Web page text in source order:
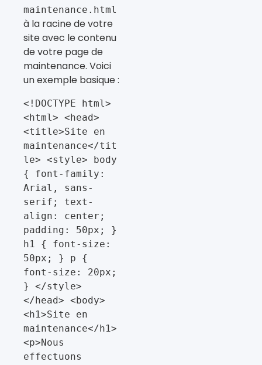
maintenance.html
à la racine de votre
site avec le contenu
de votre page de
maintenance. Voici
un exemple basique :
<!DOCTYPE html>
<html> <head>
<title>Site en
maintenance</tit
le> <style> body
{ font-family:
Arial, sans-
serif; text-
align: center;
padding: 50px; }
h1 { font-size:
50px; } p {
font-size: 20px;
} </style>
</head> <body>
<h1>Site en
maintenance</h1>
<p>Nous
effectuons